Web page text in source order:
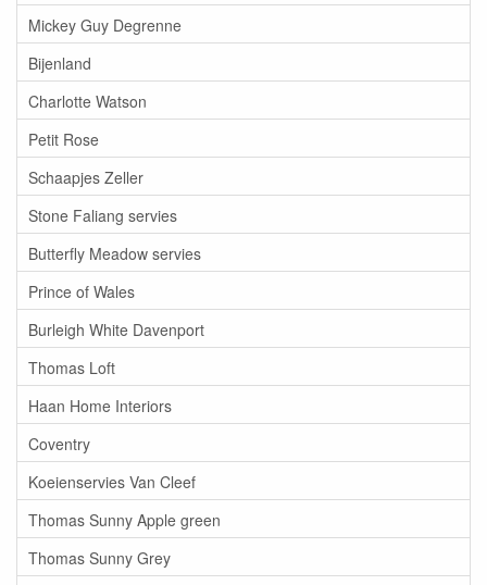
Mickey Guy Degrenne
Bijenland
Charlotte Watson
Petit Rose
Schaapjes Zeller
Stone Faliang servies
Butterfly Meadow servies
Prince of Wales
Burleigh White Davenport
Thomas Loft
Haan Home Interiors
Coventry
Koeienservies Van Cleef
Thomas Sunny Apple green
Thomas Sunny Grey